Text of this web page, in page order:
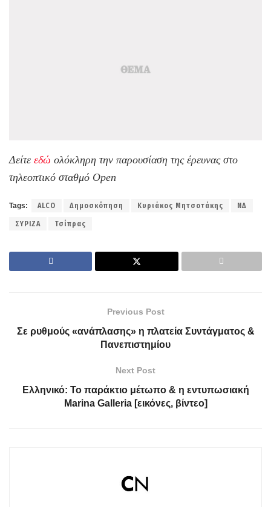
Δείτε εδώ ολόκληρη την παρουσίαση της έρευνας στο
τηλεοπτικό σταθμό Open
Tags: ALCO Δημοσκόπηση Κυριάκος Μητσοτάκης ΝΔ
ΣΥΡΙΖΑ Τσίπρας
Previous Post
Σε ρυθμούς «ανάπλασης» η πλατεία Συντάγματος &
Πανεπιστημίου
Next Post
Ελληνικό: Το παράκτιο μέτωπο & η εντυπωσιακή
Marina Galleria [εικόνες, βίντεο]